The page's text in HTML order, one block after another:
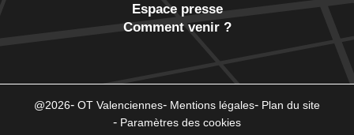
Espace presse
Comment venir ?
@2026 OT Valenciennes Mentions légales
Plan du site
Paramètres des cookies